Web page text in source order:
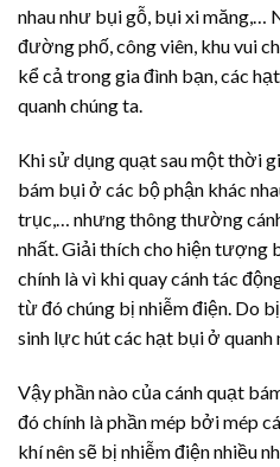
nhau như bụi gỗ, bụi xi măng,…
đường phố, công viên, khu vui
kể cả trong gia đình bạn, các
quanh chúng ta.
Khi sử dụng quạt sau một thời
bám bụi ở các bộ phận khác
trục,… nhưng thông thường
nhất. Giải thích cho hiện tượng
chính là vì khi quay cánh tác
từ đó chúng bị nhiễm điện. Do
sinh lực hút các hạt bụi ở
Vậy phần nào của cánh quạt
đó chính là phần mép bởi mép
khí nên sẽ bị nhiễm điện nhiều